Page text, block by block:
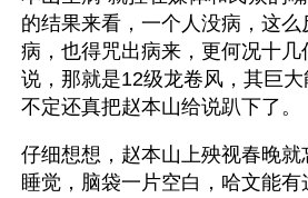
的结果来看，一个人没病，这
病，也得咒出病来，更何况十几
说，那就是12级龙卷风，其巨
不定还真把赵本山给说趴下了。
仔细想想，赵本山上殃视春晚
睡觉，脑袋一片空白，哈文能有